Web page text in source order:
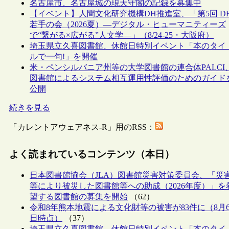
名古屋市、名古屋城の現天守閣の記録を募集中
【イベント】人間文化研究機構DH推進室、「第5回
若手の会（2026夏）―デジタル・ヒューマニティーズ
で“繋がる×広がる”人文学―」（8/24-25・大阪府）
埼玉県立久喜図書館、休館日特別イベント「本のタイ
ルで一句!」を開催
米・ペンシルバニア州等の大学図書館の連合体PALCI、
図書館によるシステム相互運用性評価のためのガイド
公開
続きを見る
「カレントアウェアネス-R」用のRSS：
よく読まれているコンテンツ（本日）
日本図書館協会（JLA）図書館災害対策委員会、「災
等により被災した図書館等への助成（2026年度）」を
望する図書館の募集を開始 （62）
令和8年熊本地震による文化財等の被害が83件に（8月
日時点）
（37）